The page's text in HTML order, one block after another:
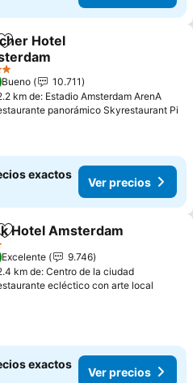
Agregar a favoritos
Hotel
Bueno
10.711
km de: Estadio Amsterdam ArenA
panorámico Skyrestaurant Pi
exactos
Ver precios
Agregar a favoritos
Hotel Amsterdam
Excelente
9.746
km de: Centro de la ciudad
ecléctico con arte local
exactos
Ver precios